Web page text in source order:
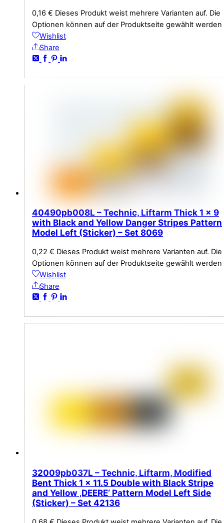
0,16 € Dieses Produkt weist mehrere Varianten auf. Die
Optionen können auf der Produktseite gewählt werden
Wishlist
Share
40490pb008L – Technic, Liftarm Thick 1 x 9
with Black and Yellow Danger Stripes Pattern
Model Left (Sticker) – Set 8069
0,22 € Dieses Produkt weist mehrere Varianten auf. Die
Optionen können auf der Produktseite gewählt werden
Wishlist
Share
32009pb037L – Technic, Liftarm, Modified
Bent Thick 1 x 11.5 Double with Black Stripe
and Yellow ‚DEERE‘ Pattern Model Left Side
(Sticker) – Set 42136